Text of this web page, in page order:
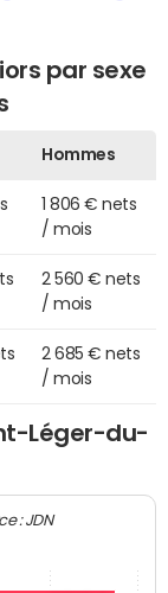
par sexe
Hommes
1 806 € nets
/ mois
2 560 € nets
/ mois
2 685 € nets
/ mois
Léger-du-
: JDN